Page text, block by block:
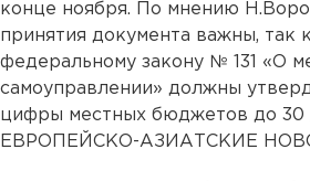
конце ноября. По мнению
принятия документа важны, так
федеральному закону № 131 «О
самоуправлении» должны
цифры местных бюджетов до 30
ЕВРОПЕЙСКО-АЗИАТСКИЕ